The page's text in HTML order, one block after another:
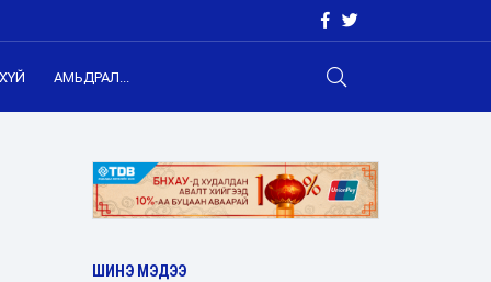
АМЬДРАЛ...
ШИНЭ МЭДЭЭ